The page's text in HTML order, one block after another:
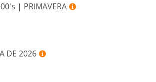
| PRIMAVERA
DE 2026